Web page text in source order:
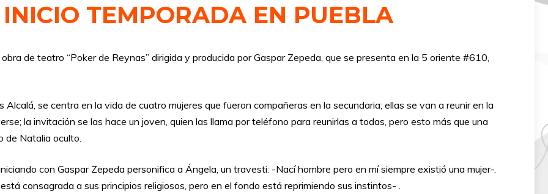
TEMPORADA EN PUEBLA
de teatro “Poker de Reynas” dirigida y producida por Gaspar Zepeda, que se presenta en la 5 oriente #610,
Alcalá, se centra en la vida de cuatro mujeres que fueron compañeras en la secundaria; ellas se van a reunir en la
la invitación se las hace un joven, quien las llama por teléfono para reunirlas a todas, pero esto más que una
de Natalia oculto.
con Gaspar Zepeda personifica a Ángela, un travesti: -Nací hombre pero en mí siempre existió una mujer-.
consagrada a sus principios religiosos, pero en el fondo está reprimiendo sus instintos- .